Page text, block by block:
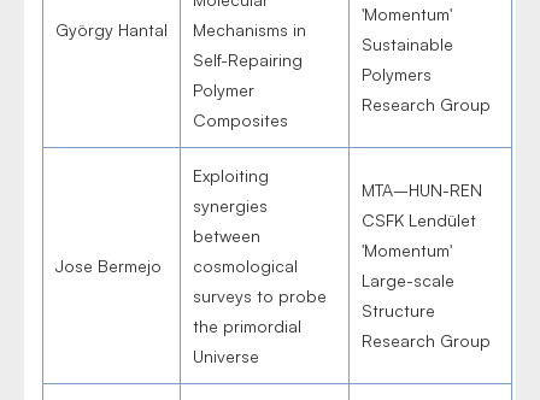
György Hantal
Mechanisms in
Self-Repairing
Polymer
Composites
'Momentum'
Sustainable
Polymers
Research Group
Jose Bermejo
Exploiting
synergies
between
cosmological
surveys to probe
the primordial
Universe
MTA–HUN-REN
CSFK Lendület
'Momentum'
Large-scale
Structure
Research Group